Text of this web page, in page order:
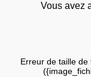
Vous avez
Erreur de taille